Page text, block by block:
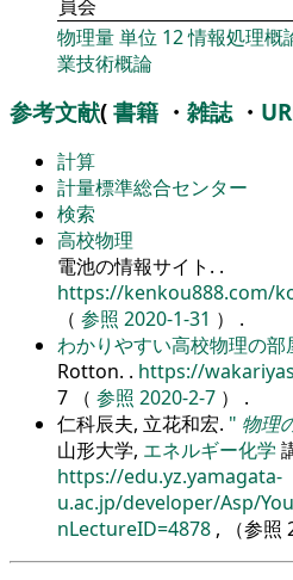
員会
物理量単位 12情報処理概
業技術概論
参考文献( 書籍 ・ 雑誌・
計算
計量標準総合センター
検索
高校物理
電池の情報サイト. .
https://kenkou888.com/
（ 参照 2020-1-31 ） .
わかりやすい高校物理の部
Rotton. . https://
7 （ 参照 2020-2-7 ） .
仁科辰夫, 立花和宏.
物理
山形大学, エネルギー化学
https://edu.yz.yamagata-
u.ac.jp/developer/Asp/
nLectureID=4878 , （参照